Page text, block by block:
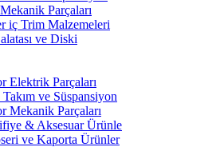
Parçaları
iç Trim Malzemeleri
ve Diski
Elektrik Parçaları
ve Süspansiyon
Mekanik Parçaları
& Aksesuar Ürünle
ve Kaporta Ürünler